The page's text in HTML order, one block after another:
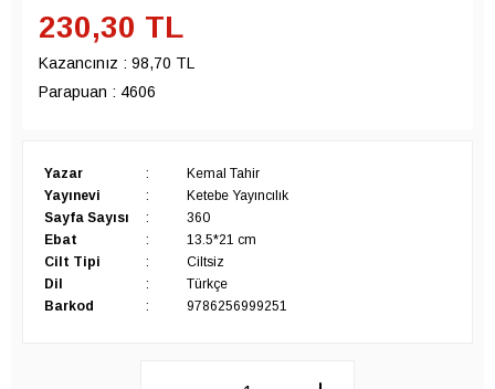
230,30 TL
Kazancınız : 98,70 TL
Parapuan : 4606
Yazar :
Kemal Tahir
Yayınevi
:
Ketebe Yayıncılık
Sayfa Sayısı
:
360
Ebat
:
13.5*21 cm
Cilt Tipi
:
Ciltsiz
Dil
:
Türkçe
Barkod
: 9786256999251